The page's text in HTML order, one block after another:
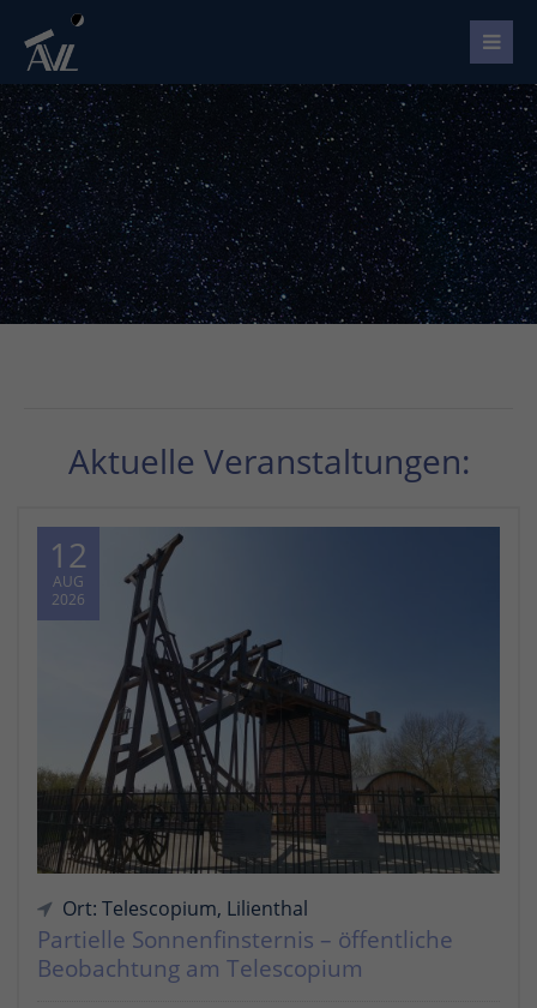
Aktuelle Veranstaltungen:
12
AUG
2026
Ort: Telescopium, Lilienthal
Partielle Sonnenfinsternis – öffentliche
Beobachtung am Telescopium